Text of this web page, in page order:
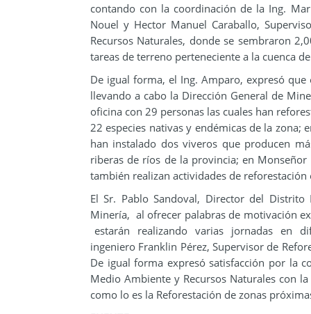
contando con la coordinación de la Ing.
Nouel y Hector Manuel Caraballo,
Recursos Naturales, donde se sembraron
tareas de terreno perteneciente a la cuenca
De igual forma, el Ing. Amparo, expresó
llevando a cabo la Dirección General de
oficina con 29 personas las cuales han
22 especies nativas y endémicas de la zona;
han instalado dos viveros que producen
riberas de ríos de la provincia; en
también realizan actividades de
El Sr. Pablo Sandoval, Director del
Minería, al ofrecer palabras de motivación
estarán realizando varias jornadas en
ingeniero Franklin Pérez, Supervisor de
De igual forma expresó satisfacción por la
Medio Ambiente y Recursos Naturales con
como lo es la Reforestación de zonas